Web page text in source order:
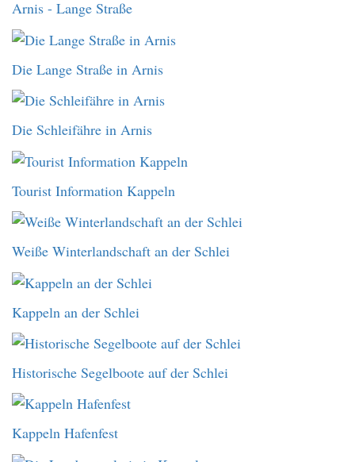
Arnis - Lange Straße
Die Lange Straße in Arnis
Die Schleifähre in Arnis
Tourist Information Kappeln
Weiße Winterlandschaft an der Schlei
Kappeln an der Schlei
Historische Segelboote auf der Schlei
Kappeln Hafenfest